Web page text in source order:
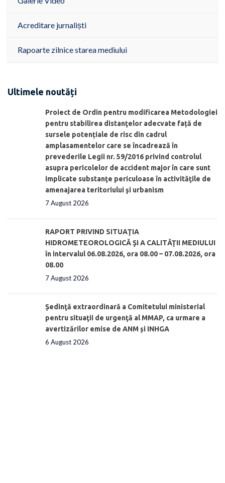
Acreditare jurnaliști
Rapoarte zilnice starea mediului
Ultimele noutăți
Proiect de Ordin pentru modificarea Metodologiei
pentru stabilirea distanţelor adecvate față de
sursele potențiale de risc din cadrul
amplasamentelor care se încadrează în
prevederile Legii nr. 59/2016 privind controlul
asupra pericolelor de accident major în care sunt
implicate substanţe periculoase în activităţile de
amenajarea teritoriului şi urbanism
7 August 2026
RAPORT PRIVIND SITUAŢIA
HIDROMETEOROLOGICĂ ŞI A CALITĂŢII MEDIULUI
în intervalul 06.08.2026, ora 08.00 – 07.08.2026, ora
08.00
7 August 2026
Ședinţă extraordinară a Comitetului ministerial
pentru situaţii de urgenţă al MMAP, ca urmare a
avertizărilor emise de ANM și INHGA
6 August 2026